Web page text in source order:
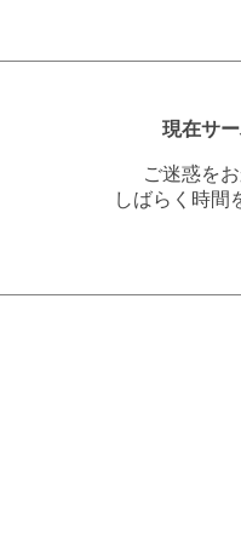
現在サ
ご迷惑を
しばらく時間